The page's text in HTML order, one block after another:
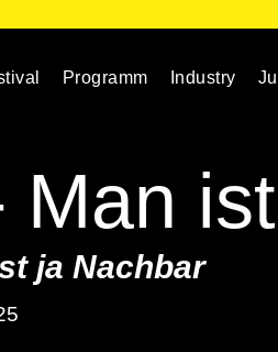
Programm Industry
Man
ja Nachbar